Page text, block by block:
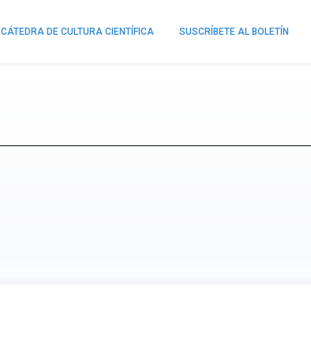
CÁTEDRA DE CULTURA CIENTÍFICA SUSCRÍBETE AL BOLETÍN